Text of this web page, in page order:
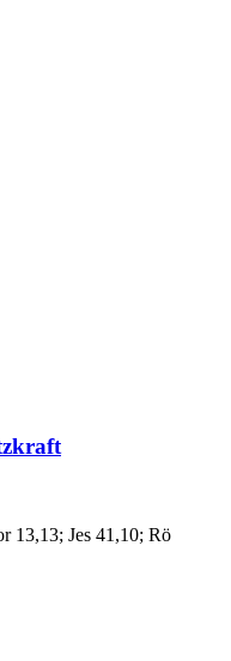
13,13; Jes 41,10; Rö